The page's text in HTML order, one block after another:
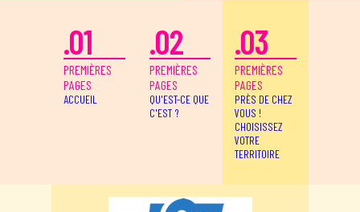
.01
PREMIÈRES
PAGES
ACCUEIL
.02
PREMIÈRES
PAGES
QU'EST-CE QUE
C'EST ?
.03
PREMIÈRES
PAGES
PRÈS DE CHEZ
VOUS !
CHOISISSEZ
VOTRE
TERRITOIRE